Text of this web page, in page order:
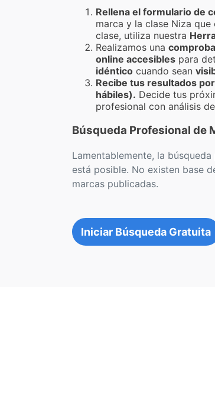
Rellena el formulario de
marca y la clase Niza
clase, utiliza nuestra
Realizamos una
online accesibles para
idéntico cuando sean
Recibe tus resultados
hábiles). Decide tus
profesional con análisis
Búsqueda Profesional de
Lamentablemente, la
está posible. No existen base
marcas publicadas.
Iniciar Búsqueda Gratuita